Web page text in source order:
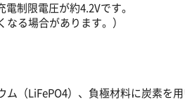
制限電圧が約4.2Vです。
なる場合があります。）
（LiFePO4）、負極材料に炭素を